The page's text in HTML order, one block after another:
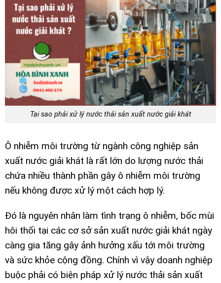
Tại sao phải xử lý nước thải sản xuất nước giải khát
Ô nhiễm môi trường từ ngành công nghiệp sản
xuất nước giải khát là rất lớn do lượng nước thải
chứa nhiều thành phần gây ô nhiễm môi trường
nếu không được xử lý một cách hợp lý.
Đó là nguyên nhân làm tình trạng ô nhiễm, bốc mùi
hôi thối tại các cơ sở sản xuất nước giải khát ngày
càng gia tăng gây ảnh hưởng xấu tới môi trường
và sức khỏe cộng đồng. Chính vì vậy doanh nghiệp
buộc phải có biện pháp xử lý nước thải sản xuất